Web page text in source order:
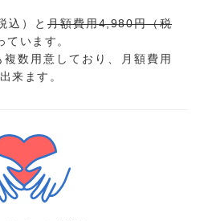
込）と 月額費用4,980円（税
ています。
複数用意しており、月額費用
来ます。